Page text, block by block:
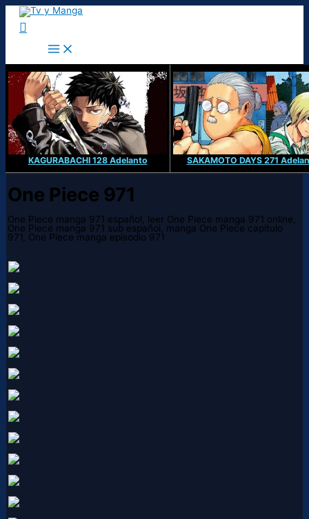
Ir
contenido
Buscar
KAGURABACHI 128 Adelanto SAKAMOTO DAYS 271
One Piece 971
One Piece manga 971 español, leer One Piece manga 971 online,
One Piece manga 971 sub español, manga One Piece capitulo
971, One Piece manga episodio 971